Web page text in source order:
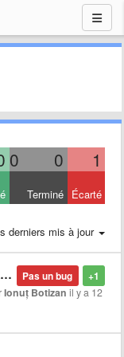
0 0 1
Terminé Écarté
derniers mis à jour
+1
Pas un bug
Ionuț Botizan il y a 12